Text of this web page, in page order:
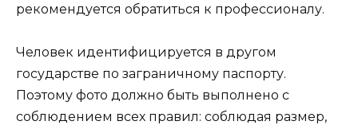
рекомендуется обратиться к профессионалу.
Человек идентифицируется в другом
государстве по заграничному паспорту.
Поэтому фото должно быть выполнено с
соблюдением всех правил: соблюдая размер,